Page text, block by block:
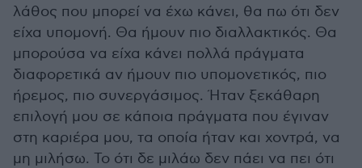
λάθος που μπορεί να έχω κάνει, θα πω ότι δεν
είχα υπομονή. Θα ήμουν πιο διαλλακτικός. Θα
μπορούσα να είχα κάνει πολλά πράγματα
διαφορετικά αν ήμουν πιο υπομονετικός, πιο
ήρεμος, πιο συνεργάσιμος. Ήταν ξεκάθαρη
επιλογή μου σε κάποια πράγματα που έγιναν
στη καριέρα μου, τα οποία ήταν και χοντρά, να
μη μιλήσω. Το ότι δε μιλάω δεν πάει να πει ότι